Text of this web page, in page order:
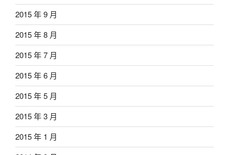
2015 年 9 月
2015 年 8 月
2015 年 7 月
2015 年 6 月
2015 年 5 月
2015 年 3 月
2015 年 1 月